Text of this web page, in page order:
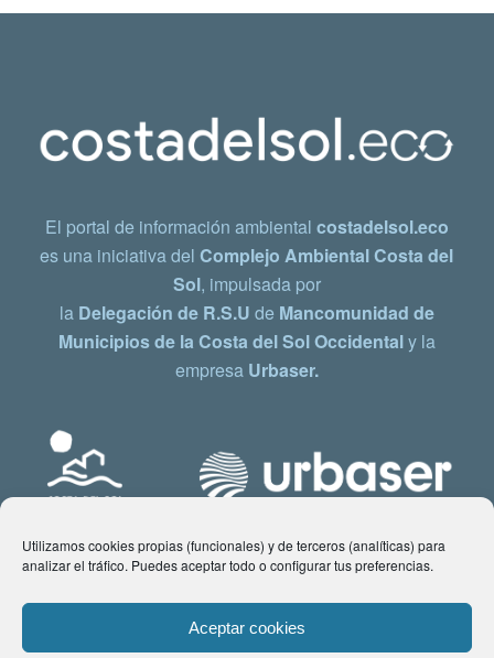
Utilizamos cookies propias (funcionales) y de terceros (analíticas) para
analizar el tráfico. Puedes aceptar todo o configurar tus preferencias.
Aceptar cookies
El portal de información ambiental costadelsol.eco
es una iniciativa delComplejo Ambiental Costa del
Sol, impulsada por
la Delegación de R.S.U de Mancomunidad de
Municipios de la Costa del Sol Occidentaly la
empresa Urbaser.